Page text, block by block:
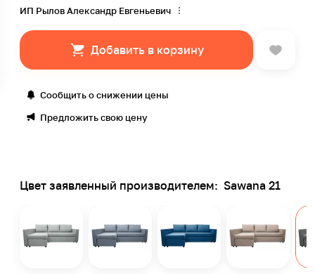
ИП Рылов Александр Евгеньевич
Добавить в корзину
Сообщить о снижении цены
Предложить свою цену
Цвет заявленный производителем: Sawana 21